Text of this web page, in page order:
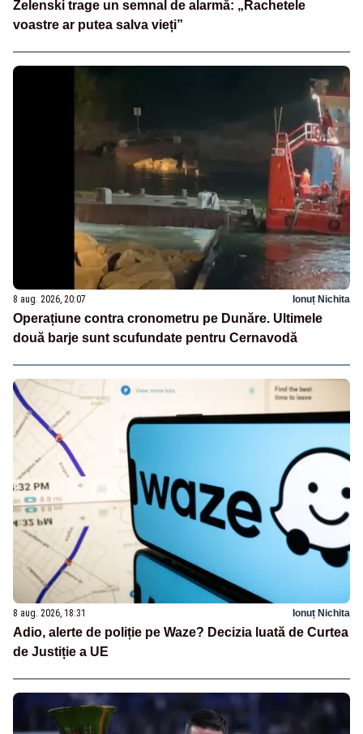
Zelenski trage un semnal de alarmă: „Rachetele
voastre ar putea salva vieți”
8 aug. 2026, 20:07 Ionuț Nichita
Operațiune contra cronometru pe Dunăre. Ultimele
două barje sunt scufundate pentru Cernavodă
8 aug. 2026, 18:31 Ionuț Nichita
Adio, alerte de poliție pe Waze? Decizia luată de Curtea
de Justiție a UE